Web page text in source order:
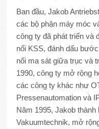
Ban đầu, Jakob
các bộ phận máy móc
công ty đã phát triển và
nối KSS, đánh dấu
nối ma sát giữa trục và
1990, công ty mở rộng
các công ty khác như
Pressenautomation và
Năm 1995, Jakob
Vakuumtechnik, mở